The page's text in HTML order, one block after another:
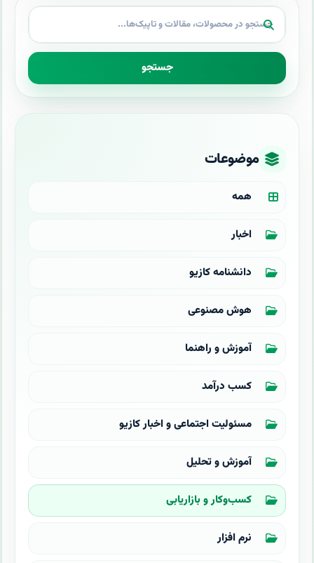
جستجو
موضوعات
همه
اخبار
دانشنامه کازیو
هوش مصنوعی
آموزش و راهنما
کسب درآمد
مسئولیت اجتماعی و اخبار کازیو
آموزش و تحلیل
کسب‌وکار و بازاریابی
نرم افزار